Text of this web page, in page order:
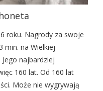
roku. Nagrody za swoje
min. na Wielkiej
najbardziej
160 lat. Od 160 lat
Może nie wygrywają